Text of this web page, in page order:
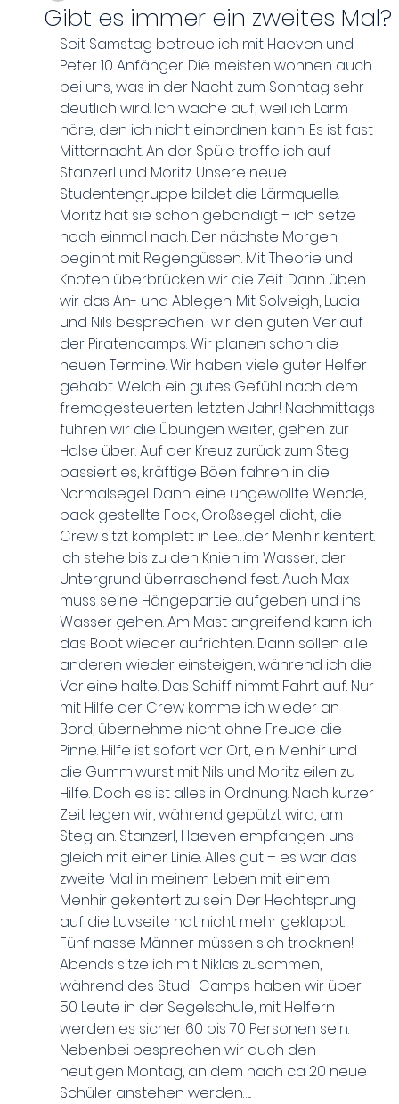
Gibt es immer ein zweites Mal?
Seit Samstag betreue ich mit Haeven und
Peter 10 Anfänger. Die meisten wohnen auch
bei uns, was in der Nacht zum Sonntag sehr
deutlich wird. Ich wache auf, weil ich Lärm
höre, den ich nicht einordnen kann. Es ist fast
Mitternacht. An der Spüle treffe ich auf
Stanzerl und Moritz. Unsere neue
Studentengruppe bildet die Lärmquelle.
Moritz hat sie schon gebändigt – ich setze
noch einmal nach. Der nächste Morgen
beginnt mit Regengüssen. Mit Theorie und
Knoten überbrücken wir die Zeit. Dann üben
wir das An- und Ablegen. Mit Solveigh, Lucia
und Nils besprechen  wir den guten Verlauf
der Piratencamps. Wir planen schon die
neuen Termine. Wir haben viele guter Helfer
gehabt. Welch ein gutes Gefühl nach dem
fremdgesteuerten letzten Jahr! Nachmittags
führen wir die Übungen weiter, gehen zur
Halse über. Auf der Kreuz zurück zum Steg
passiert es, kräftige Böen fahren in die
Normalsegel. Dann: eine ungewollte Wende,
back gestellte Fock, Großsegel dicht, die
Crew sitzt komplett in Lee…der Menhir kentert.
Ich stehe bis zu den Knien im Wasser, der
Untergrund überraschend fest. Auch Max
muss seine Hängepartie aufgeben und ins
Wasser gehen. Am Mast angreifend kann ich
das Boot wieder aufrichten. Dann sollen alle
anderen wieder einsteigen, während ich die
Vorleine halte. Das Schiff nimmt Fahrt auf. Nur
mit Hilfe der Crew komme ich wieder an
Bord, übernehme nicht ohne Freude die
Pinne. Hilfe ist sofort vor Ort, ein Menhir und
die Gummiwurst mit Nils und Moritz eilen zu
Hilfe. Doch es ist alles in Ordnung. Nach kurzer
Zeit legen wir, während gepützt wird, am
Steg an. Stanzerl, Haeven empfangen uns
gleich mit einer Linie. Alles gut – es war das
zweite Mal in meinem Leben mit einem
Menhir gekentert zu sein. Der Hechtsprung
auf die Luvseite hat nicht mehr geklappt.
Fünf nasse Männer müssen sich trocknen!
Abends sitze ich mit Niklas zusammen,
während des Studi-Camps haben wir über
50 Leute in der Segelschule, mit Helfern
werden es sicher 60 bis 70 Personen sein.
Nebenbei besprechen wir auch den
heutigen Montag, an dem nach ca 20 neue
Schüler anstehen werden…..